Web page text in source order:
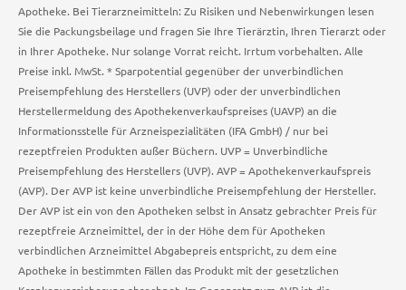
Apotheke. Bei Tierarzneimitteln: Zu Risiken und Nebenwirkungen lesen
Sie die Packungsbeilage und fragen Sie Ihre Tierärztin, Ihren Tierarzt oder
in Ihrer Apotheke. Nur solange Vorrat reicht. Irrtum vorbehalten. Alle
Preise inkl. MwSt. * Sparpotential gegenüber der unverbindlichen
Preisempfehlung des Herstellers (UVP) oder der unverbindlichen
Herstellermeldung des Apothekenverkaufspreises (UAVP) an die
Informationsstelle für Arzneispezialitäten (IFA GmbH) / nur bei
rezeptfreien Produkten außer Büchern. UVP = Unverbindliche
Preisempfehlung des Herstellers (UVP). AVP = Apothekenverkaufspreis
(AVP). Der AVP ist keine unverbindliche Preisempfehlung der Hersteller.
Der AVP ist ein von den Apotheken selbst in Ansatz gebrachter Preis für
rezeptfreie Arzneimittel, der in der Höhe dem für Apotheken
verbindlichen Arzneimittel Abgabepreis entspricht, zu dem eine
Apotheke in bestimmten Fällen das Produkt mit der gesetzlichen